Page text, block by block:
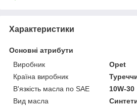
Характеристики
Основні атрибути
Виробник
Opet
Країна виробник
В'язкість масла по SAE
10W-30
Вид масла